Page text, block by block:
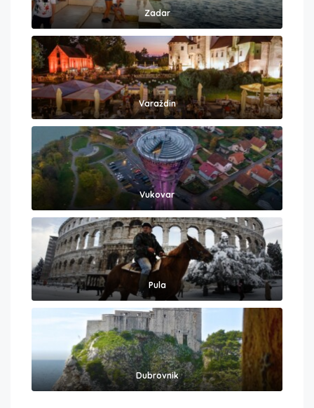
Zadar
Varaždin
Vukovar
Pula
Dubrovnik